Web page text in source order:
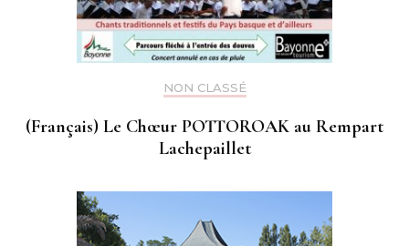
NON CLASSÉ
(Français) Le Chœur POTTOROAK au Rempart
Lachepaillet